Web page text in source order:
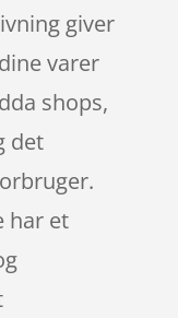
giver
varer
shops,
det
har et